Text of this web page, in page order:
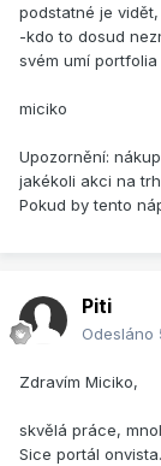
podstatné je
-kdo to dosud
svém umí portfolia
miciko
Upozornění:
jakékoli akci na
Pokud by tento
Piti
Odesláno
Zdravím Miciko,
skvělá práce,
Sice portál